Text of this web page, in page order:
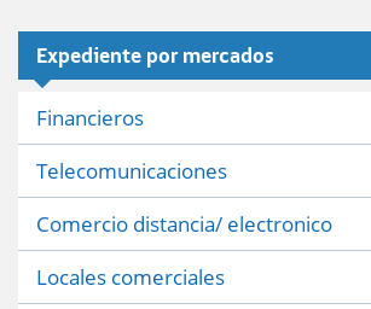
Expediente por mercados
Financieros
Telecomunicaciones
Comercio distancia/ electronico
Locales comerciales